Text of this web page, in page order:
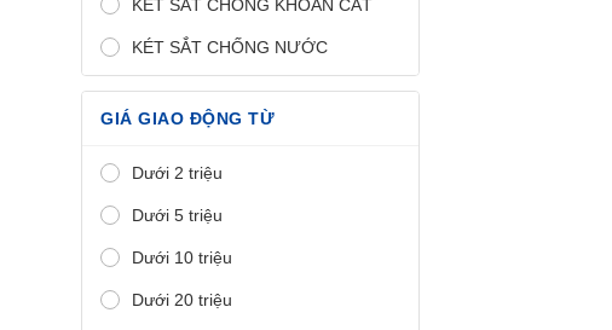
KÉT SẮT CHỐNG KHOAN CẮT
KÉT SẮT CHỐNG NƯỚC
GIÁ GIAO ĐỘNG TỪ
Dưới 2 triệu
Dưới 5 triệu
Dưới 10 triệu
Dưới 20 triệu